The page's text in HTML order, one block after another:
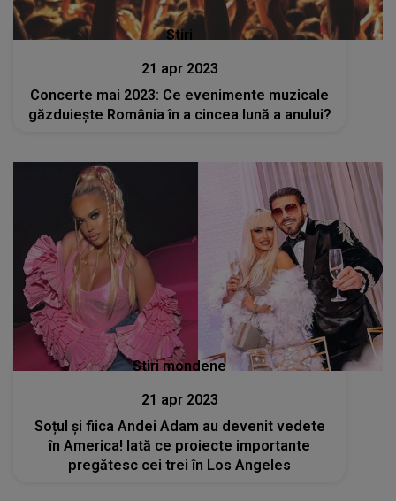
Stiri
21 apr 2023
Concerte mai 2023: Ce evenimente muzicale
găzduiește România în a cincea lună a anului?
Stiri mondene
21 apr 2023
Soțul și fiica Andei Adam au devenit vedete
în America! Iată ce proiecte importante
pregătesc cei trei în Los Angeles